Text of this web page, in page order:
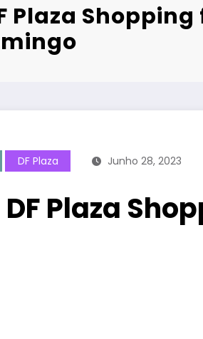
Plaza
DF Plaza Junho 28, 2023
Plaza